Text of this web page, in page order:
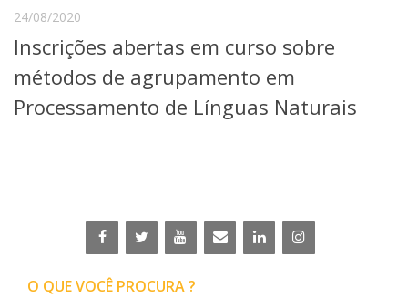
Núcleos e Comissões
Telefones e Mapas
Pessoas
Graduação
Linhas de Pesquisa
Centros, Núcleos e Projetos em Rede
Iniciação Científica
24/08/2020
Inscrições abertas em curso sobre
métodos de agrupamento em
Processamento de Línguas Naturais
O QUE VOCÊ PROCURA ?